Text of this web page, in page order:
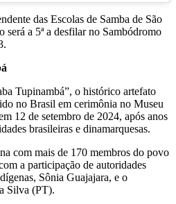
das Escolas de Samba de São
será a 5ª a desfilar no Sambódromo
Tupinambá”, o histórico artefato
no Brasil em cerimônia no Museu
12 de setembro de 2024, após anos
brasileiras e dinamarquesas.
com mais de 170 membros do povo
a participação de autoridades
Sônia Guajajara, e o
Silva (PT).